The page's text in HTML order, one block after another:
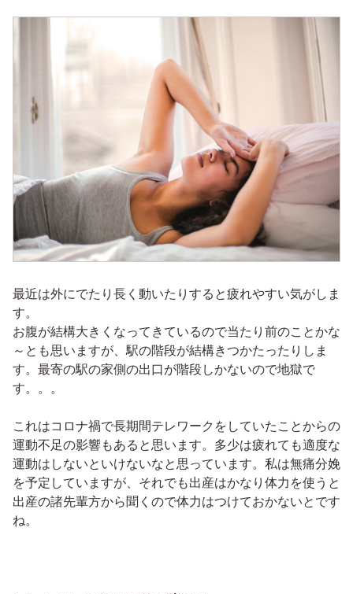
最近は外にでたり長く動いたりすると疲れやすい気がしま
す。
お腹が結構大きくなってきているので当たり前のことかな
～とも思いますが、駅の階段が結構きつかたったりしま
す。最寄の駅の家側の出口が階段しかないので地獄で
す。。。
これはコロナ禍で長期間テレワークをしていたことからの
運動不足の影響もあると思います。多少は疲れても適度な
運動はしないといけないなと思っています。私は無痛分娩
を予定していますが、それでも出産はかなり体力を使うと
出産の諸先輩方から聞くので体力はつけておかないとです
ね。